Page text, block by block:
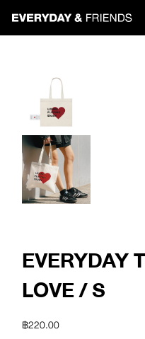
the
EVERYDAY
LOVE / S
฿220.00